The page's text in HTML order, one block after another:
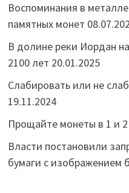
Воспоминания в
памятных монет
В долине реки Иордан
2100 лет 20.01.2025
Слабировать или не
19.11.2024
Прощайте монеты в 1 и 2
Власти постановили
бумаги с изображением